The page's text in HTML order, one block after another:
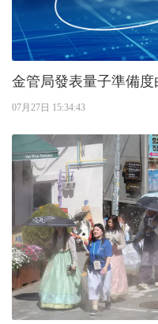
07月27日 15:34:43